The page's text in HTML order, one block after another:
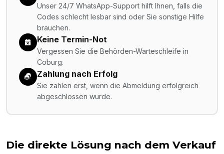
Unser 24/7 WhatsApp-Support hilft Ihnen, falls die
Codes schlecht lesbar sind oder Sie sonstige Hilfe
brauchen.
Keine Termin-Not
Vergessen Sie die Behörden-Warteschleife in
Coburg.
Zahlung nach Erfolg
Sie zahlen erst, wenn die Abmeldung erfolgreich
abgeschlossen wurde.
Die direkte Lösung nach dem Verkauf